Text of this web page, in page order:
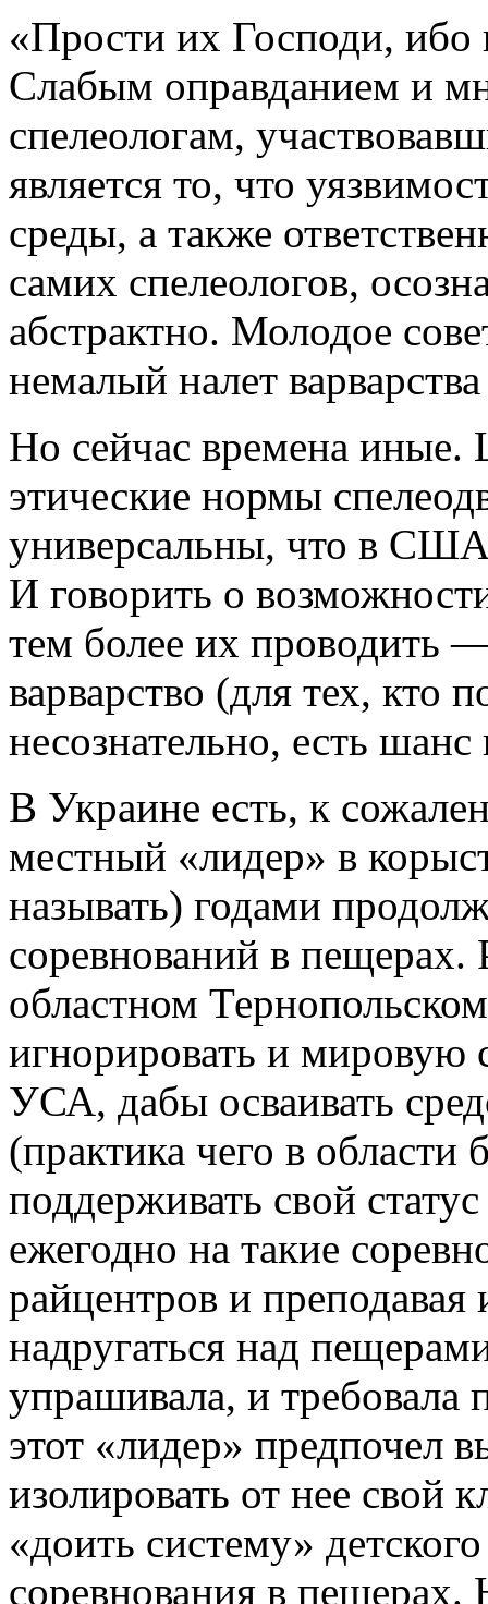
«Прости их Господи, ибо
Слабым оправданием и
спелеологам,
является то, что
среды, а также
самих спелеологов,
абстрактно. Молодое
немалый налет
Но сейчас времена
этические нормы
универсальны, что в
И говорить о
тем более их проводить
варварство (для тех, кто
несознательно, есть
В Украине есть, к
местный «лидер» в
называть) годами
соревнований в пещерах.
областном
игнорировать и мировую
УСА, дабы осваивать
(практика чего в области
поддерживать свой
ежегодно на такие
райцентров и
надругаться над
упрашивала, и требовала
этот «лидер» предпочел
изолировать от нее свой
«доить систему»
соревнования в пещерах.